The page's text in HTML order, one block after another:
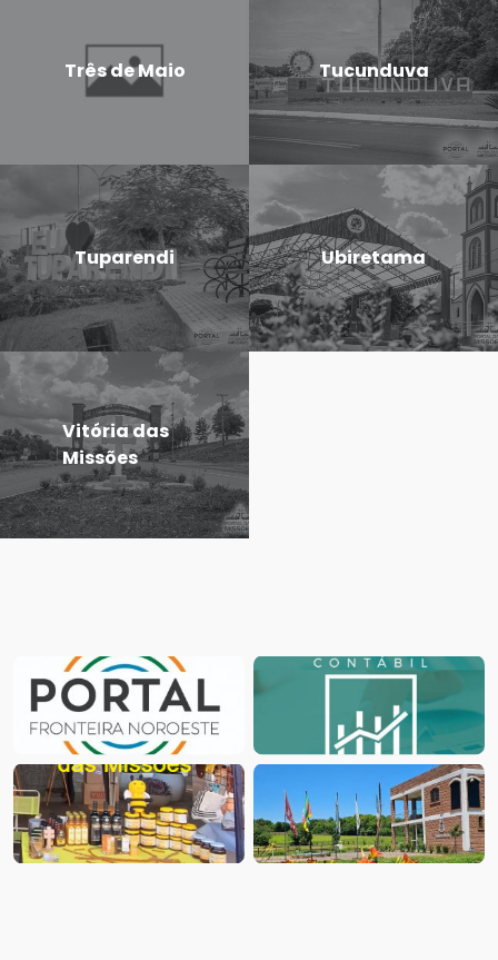
Três de Maio Tucunduva
Tuparendi Ubiretama
Vitória das
Missões